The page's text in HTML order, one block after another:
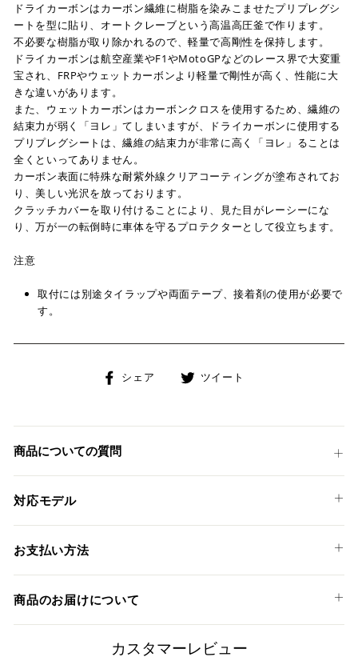
ドライカーボンはカーボン繊維に樹脂を染みこませたプリプレグシ
ートを型に貼り、オートクレーブという高温高圧釜で作ります。
不必要な樹脂が取り除かれるので、軽量で高剛性を保持します。
ドライカーボンは航空産業やF1やMotoGPなどのレース界で大変重
宝され、FRPやウェットカーボンより軽量で剛性が高く、性能に大
きな違いがあります。
また、ウェットカーボンはカーボンクロスを使用するため、繊維の
結束力が弱く「ヨレ」てしまいますが、ドライカーボンに使用する
プリプレグシートは、繊維の結束力が非常に高く「ヨレ」ることは
全くといってありません。
カーボン表面に特殊な耐紫外線クリアコーティングが塗布されてお
り、美しい光沢を放っております。
クラッチカバーを取り付けることにより、見た目がレーシーにな
り、万が一の転倒時に車体を守るプロテクターとして役立ちます。
注意
取付には別途タイラップや両面テープ、接着剤の使用が必要で
す。
シェア
Facebook
ェ
る
ツイート
稿
商品についての質問
対応モデル
YAMAHA
YZF-R6 '06-20
お支払い方法
商品のお届けについて
商品発送までの日数についてカスタマーレビュー